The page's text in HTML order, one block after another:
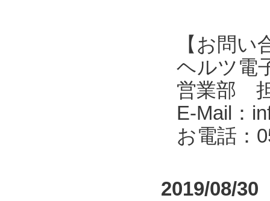
【お問い
ヘルツ電
営業部
E-Mail：
お電話：
2019/08/30